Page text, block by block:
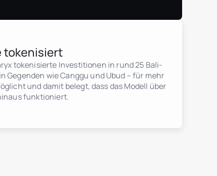
tokenisiert
tokenisierte Investitionen in rund 25 Bali-
Gegenden wie Canggu und Ubud – für mehr
und damit belegt, dass das Modell über
funktioniert.